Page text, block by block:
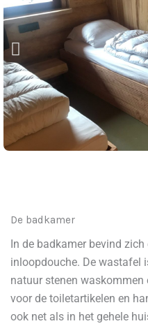
De badkamer
In de badkamer bevind
inloopdouche. De wastafel
natuur stenen
voor de toiletartikelen en
ook net als in het gehele